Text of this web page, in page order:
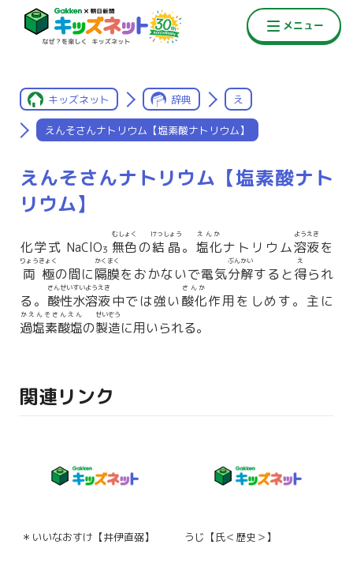
キッズネット 辞典 え
えんそさんナトリウム【塩素酸ナトリウム】
えんそさんナトリウム【塩素酸ナト
リウム】
化学式 NaClO3 無色
むしょく
の結晶
けっしょう
。 塩化
えんか
ナトリウム溶液
ようえき
を
両極
りょうきょく
の間に隔膜
かくまく
をおかないで電気分解
ぶんかい
すると得
え
られ
る。 酸性
さんせい
水溶液
すいようえき
中では強い酸化
さんか
作用をしめす。主に
過塩素酸塩
かえんそさんえん
の製造
せいぞう
に用いられる。
関連リンク
＊いいなおすけ【井伊直弼】 うじ【氏＜歴史＞】